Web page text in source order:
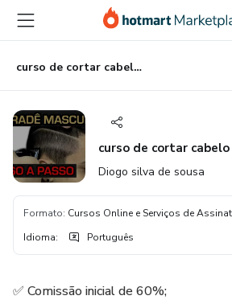
para
conteúdo
principal
para
pagamento
para
rodapé
curso de cortar cabelo para iniciante
curso de cortar
Diogo silva de sousa
Formato: Cursos Online e Serviços de
Idioma: Português
✅ Comissão inicial de 60%;